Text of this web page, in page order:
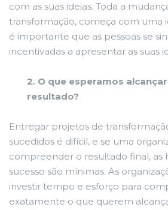
com as suas ideias. Toda a
transformação, começa com uma
é importante que as pessoas se
incentivadas a apresentar as suas
2. O que esperamos
resultado?
Entregar projetos de
sucedidos é difícil, e se uma
compreender o resultado final, as
sucesso são mínimas. As
investir tempo e esforço para
exatamente o que querem